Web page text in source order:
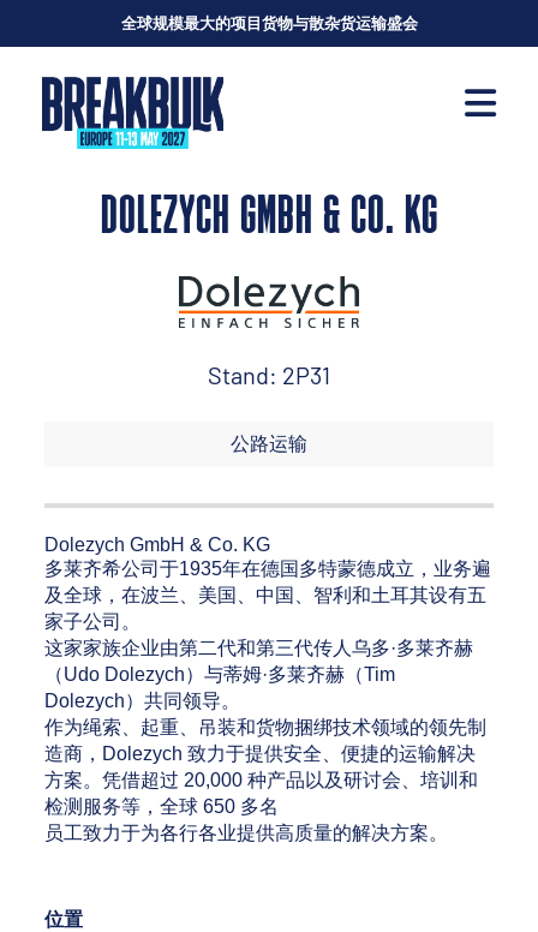
全球规模最大的项目货物与散杂货运输盛会
DOLEZYCH GMBH & CO. KG
Stand: 2P31
公路运输
Dolezych GmbH & Co. KG
多莱齐希公司于1935年在德国多特蒙德成立，业务遍
及全球，在波兰、美国、中国、智利和土耳其设有五
家子公司。
这家家族企业由第二代和第三代传人乌多·多莱齐赫
（Udo Dolezych）与蒂姆·多莱齐赫（Tim
Dolezych）共同领导。
作为绳索、起重、吊装和货物捆绑技术领域的领先制
造商，Dolezych 致力于提供安全、便捷的运输解决
方案。凭借超过 20,000 种产品以及研讨会、培训和
检测服务等，全球 650 多名
员工致力于为各行各业提供高质量的解决方案。
位置